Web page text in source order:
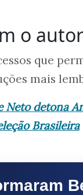
o
que
mais
detona
Brasileira